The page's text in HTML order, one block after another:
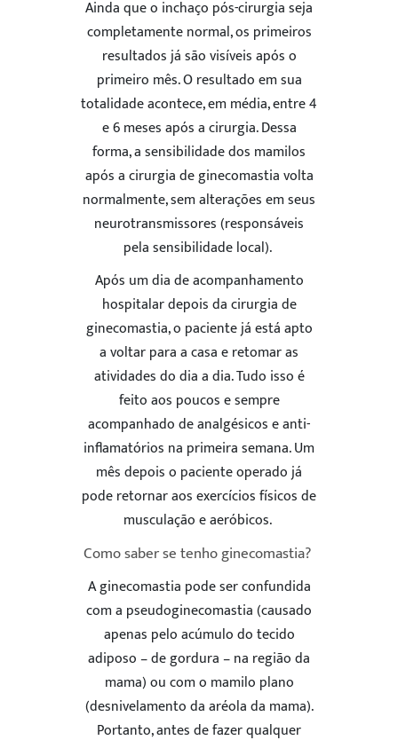
Ainda que o inchaço pós-cirurgia seja
completamente normal, os primeiros
resultados já são visíveis após o
primeiro mês. O resultado em sua
totalidade acontece, em média, entre 4
e 6 meses após a cirurgia. Dessa
forma, asensibilidade dos mamilos
após a cirurgia de ginecomastiavolta
normalmente, sem alterações em seus
neurotransmissores (responsáveis
pela sensibilidade local).
Após um dia de acompanhamento
hospitalar depois da cirurgia de
ginecomastia, o paciente já está apto
a voltar para a casa e retomar as
atividades do dia a dia. Tudo isso é
feito aos poucos e sempre
acompanhado de analgésicos e anti-
inflamatórios na primeira semana. Um
mês depois o paciente operado já
pode retornar aos exercícios físicos de
musculação e aeróbicos.
Como saber se tenho ginecomastia?
A ginecomastia pode ser confundida
com a pseudoginecomastia (causado
apenas pelo acúmulo do tecido
adiposo – de gordura – na região da
mama) ou com o mamilo plano
(desnivelamento da aréola da mama).
Portanto, antes de fazer qualquer